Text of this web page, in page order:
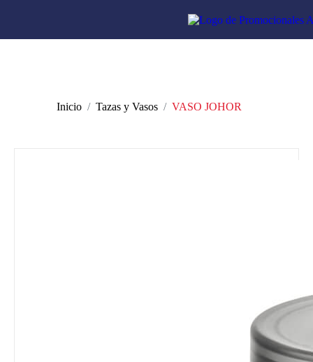
Inicio Tazas y Vasos VASO JOHOR